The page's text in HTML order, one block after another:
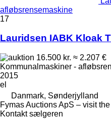
afløbsrensemaskine
17
Lauridsen IABK Kloak
16.500 kr. ≈ 2.207 €
Kommunalmaskiner -
2015
el
Danmark, Sønderjylland
Fymas Auctions ApS – visit
Kontakt sælgeren